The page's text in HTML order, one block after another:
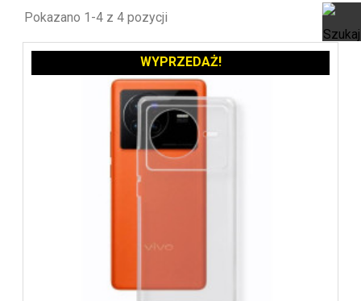
Pokazano 1-4 z 4 pozycji
WYPRZEDAŻ!